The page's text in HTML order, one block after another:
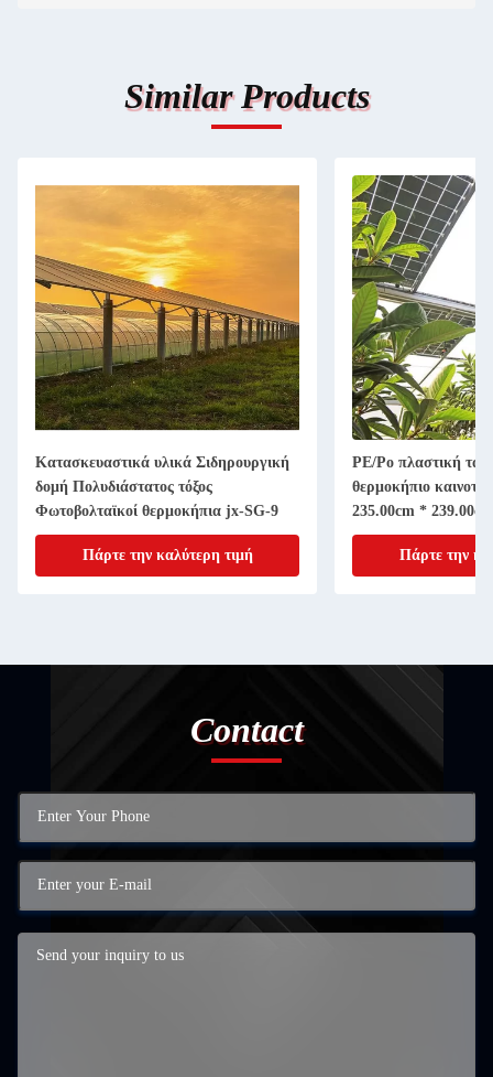
Similar Products
Κατασκευαστικά υλικά Σιδηρουργική
δομή Πολυδιάστατος τόξος
Φωτοβολταϊκοί θερμοκήπια jx-SG-9
Πάρτε την καλύτερη τιμή
PE/Po πλαστική
θερμοκήπιο
235.00cm * 239.00cm
Πάρτε την
Contact